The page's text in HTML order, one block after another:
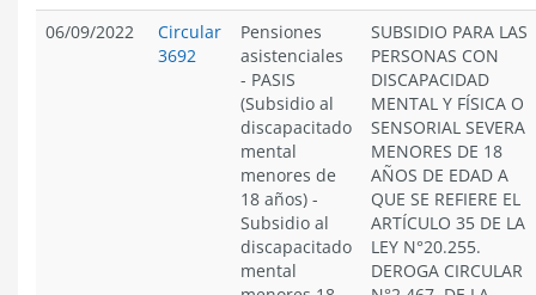
06/09/2022
Circular
3692
Pensiones
asistenciales
- PASIS
(Subsidio al
discapacitado
mental
menores de
18 años) -
Subsidio al
discapacitado
mental
SUBSIDIO PARA LAS
PERSONAS CON
DISCAPACIDAD
MENTAL Y FÍSICA O
SENSORIAL SEVERA
MENORES DE 18
AÑOS DE EDAD A
QUE SE REFIERE EL
ARTÍCULO 35 DE LA
LEY N°20.255.
DEROGA CIRCULAR